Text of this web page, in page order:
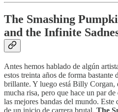
The Smashing
and the Infinite
Antes hemos hablado de algún
estos treinta años de forma
brillante. Y luego está Billy Corgan,
mucha risa, pero que hace un par
las mejores bandas del mundo.
de un inicio de carrera brutal. The